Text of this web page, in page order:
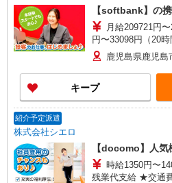
【softbank】の
月給209721円
円〜33098円（20
外労働の有無にか
給し、相当時間を
り追加で支給しま
※残業代支給 ★交通
+゜・。○。・゜+゜
鹿児島県鹿児
キープ
紹介予定派遣
株式会社シエロ
【docomo】人
時給1350円〜
残業代支給 ★交通費